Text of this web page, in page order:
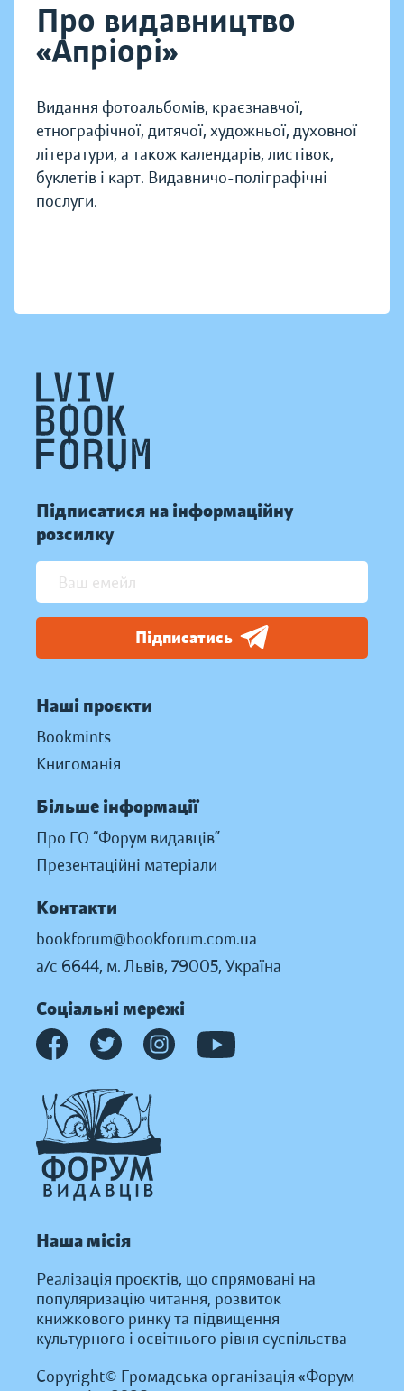
Про видавництво
«Апріорі»
Видання фотоальбомів, краєзнавчої,
етнографічної, дитячої, художньої, духовної
літератури, а також календарів, листівок,
буклетів і карт. Видавничо-поліграфічні
послуги.
Підписатися на інформаційну
розсилку
Підписатись
Наші проєкти
Bookmints
Книгоманія
Більше інформації
Про ГО “Форум видавців”
Презентаційні матеріали
Контакти
bookforum@bookforum.com.ua
а/с 6644, м. Львів, 79005, Україна
Соціальні мережі
Наша місія
Реалізація проєктів, що спрямовані на
популяризацію читання, розвиток
книжкового ринку та підвищення
культурного і освітнього рівня суспільства
Copyright© Громадська організація «Форум